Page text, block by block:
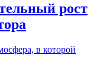
рост